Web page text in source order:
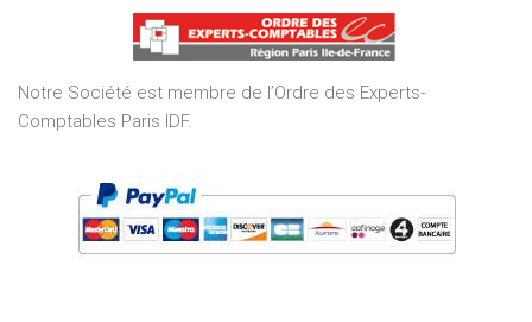
of
5
Notre Société est membre de l’Ordre des Experts-
Comptables Paris IDF.